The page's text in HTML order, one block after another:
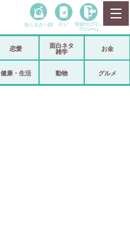
政治
当たる占い師 占い 登録• ログイン
マイルーム
恋愛
面白ネタ
雑学
お金
健康・生活 動物 グルメ